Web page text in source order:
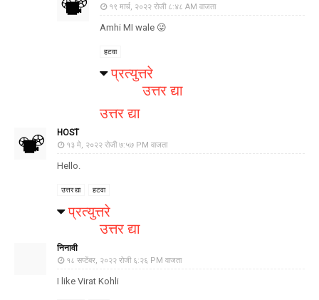
१९ मार्च, २०२२ रोजी ८:४८ AM वाजता
Amhi MI wale 😜
हटवा
प्रत्युत्तरे
उत्तर द्या
उत्तर द्या
HOST
१३ मे, २०२२ रोजी ७:५७ PM वाजता
Hello.
उत्तर द्या हटवा
प्रत्युत्तरे
उत्तर द्या
निनावी
१८ सप्टेंबर, २०२२ रोजी ६:२६ PM वाजता
I like Virat Kohli